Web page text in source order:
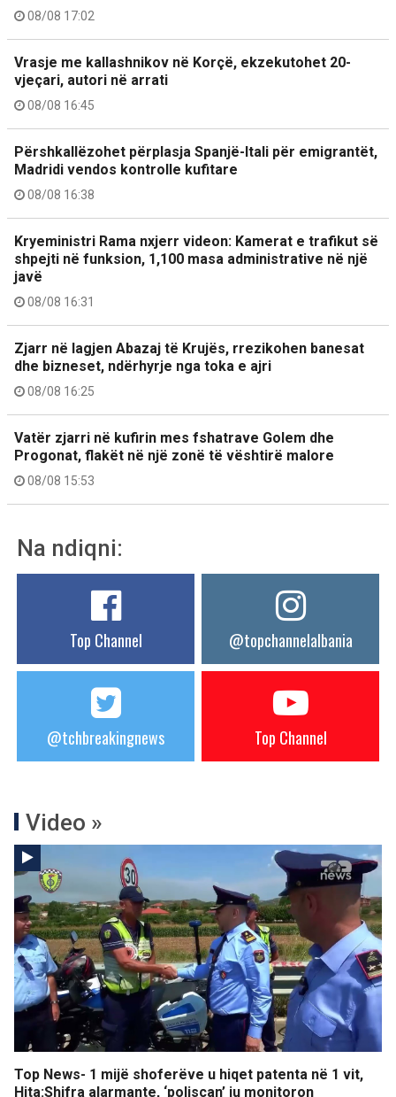
08/08 17:02
Vrasje me kallashnikov në Korçë, ekzekutohet 20-
vjeçari, autori në arrati
08/08 16:45
Përshkallëzohet përplasja Spanjë-Itali për emigrantët,
Madridi vendos kontrolle kufitare
08/08 16:38
Kryeministri Rama nxjerr videon: Kamerat e trafikut së
shpejti në funksion, 1,100 masa administrative në një
javë
08/08 16:31
Zjarr në lagjen Abazaj të Krujës, rrezikohen banesat
dhe bizneset, ndërhyrje nga toka e ajri
08/08 16:25
Vatër zjarri në kufirin mes fshatrave Golem dhe
Progonat, flakët në një zonë të vështirë malore
08/08 15:53
Na ndiqni:
Top Channel @topchannelalbania
@tchbreakingnews Top Channel
Video »
Top News- 1 mijë shoferëve u hiqet patenta në 1 vit,
Hita:Shifra alarmante, ‘poliscan’ ju monitoron